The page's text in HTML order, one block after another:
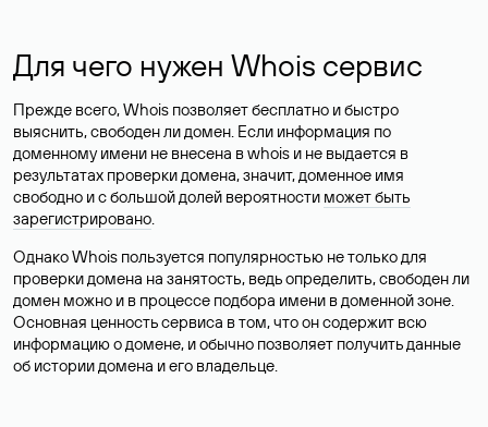
Для чего нужен Whois сервис
Прежде всего, Whois позволяет бесплатно и быстро
выяснить, свободен ли домен. Если информация по
доменному имени не внесена в whois и не выдается в
результатах проверки домена, значит, доменное имя
свободно и с большой долей вероятности может быть
зарегистрировано.
Однако Whois пользуется популярностью не только для
проверки домена на занятость, ведь определить, свободен ли
домен можно и в процессе подбора имени в доменной зоне.
Основная ценность сервиса в том, что он содержит всю
информацию о домене, и обычно позволяет получить данные
об истории домена и его владельце.